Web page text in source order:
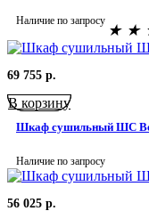
Наличие по запросу
★ ★
69 755 р.
В корзину
Шкаф сушильный ШС
Наличие по запросу
56 025 р.